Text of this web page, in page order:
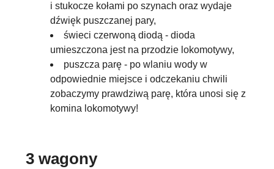
i stukocze kołami po szynach oraz wydaje
dźwięk puszczanej pary,
świeci czerwoną diodą - dioda
umieszczona jest na przodzie lokomotywy,
puszcza parę - po wlaniu wody w
odpowiednie miejsce i odczekaniu chwili
zobaczymy prawdziwą parę, która unosi się z
komina lokomotywy!
3 wagony